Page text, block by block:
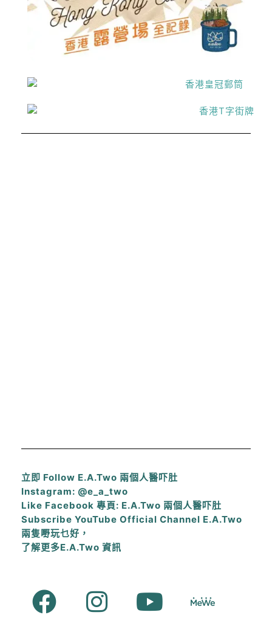
立即 Follow E.A.Two 兩個人醫吓肚
Instagram: @e_a_two
Like Facebook 專頁: E.A.Two 兩個人醫吓肚
Subscribe YouTube Official Channel E.A.Two
兩隻嘢玩乜好，
了解更多E.A.Two 資訊